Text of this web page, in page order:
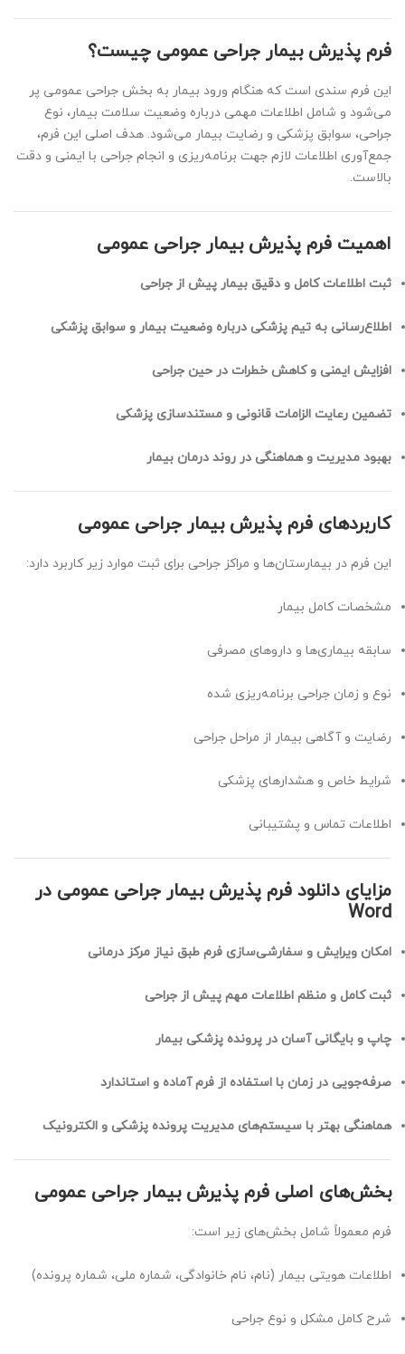
فرم پذیرش بیمار جراحی عمومی چیست؟
این فرم سندی است که هنگام ورود بیمار به بخش جراحی عمومی پر
می‌شود و شامل اطلاعات مهمی درباره وضعیت سلامت بیمار، نوع
جراحی، سوابق پزشکی و رضایت بیمار می‌شود. هدف اصلی این فرم،
جمع‌آوری اطلاعات لازم جهت برنامه‌ریزی و انجام جراحی با ایمنی و دقت
بالاست.
اهمیت فرم پذیرش بیمار جراحی عمومی
ثبت اطلاعات کامل و دقیق بیمار پیش از جراحی
اطلاع‌رسانی به تیم پزشکی درباره وضعیت بیمار و سوابق پزشکی
افزایش ایمنی و کاهش خطرات در حین جراحی
تضمین رعایت الزامات قانونی و مستندسازی پزشکی
بهبود مدیریت و هماهنگی در روند درمان بیمار
کاربردهای فرم پذیرش بیمار جراحی عمومی
این فرم در بیمارستان‌ها و مراکز جراحی برای ثبت موارد زیر کاربرد دارد:
مشخصات کامل بیمار
سابقه بیماری‌ها و داروهای مصرفی
نوع و زمان جراحی برنامه‌ریزی شده
رضایت و آگاهی بیمار از مراحل جراحی
شرایط خاص و هشدارهای پزشکی
اطلاعات تماس و پشتیبانی
مزایای دانلود فرم پذیرش بیمار جراحی عمومی در
Word
امکان ویرایش و سفارشی‌سازی فرم طبق نیاز مرکز درمانی
ثبت کامل و منظم اطلاعات مهم پیش از جراحی
چاپ و بایگانی آسان در پرونده پزشکی بیمار
صرفه‌جویی در زمان با استفاده از فرم آماده و استاندارد
هماهنگی بهتر با سیستم‌های مدیریت پرونده پزشکی و الکترونیک
بخش‌های اصلی فرم پذیرش بیمار جراحی عمومی
فرم معمولاً شامل بخش‌های زیر است:
اطلاعات هویتی بیمار (نام، نام خانوادگی، شماره ملی، شماره پرونده)
شرح کامل مشکل و نوع جراحی